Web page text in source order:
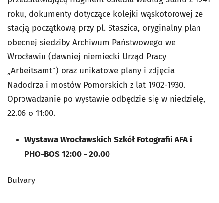
roku, dokumenty dotyczące kolejki wąskotorowej ze
stacją początkową przy pl. Staszica, oryginalny plan
obecnej siedziby Archiwum Państwowego we
Wrocławiu (dawniej niemiecki Urząd Pracy
„Arbeitsamt”) oraz unikatowe plany i zdjęcia
Nadodrza i mostów Pomorskich z lat 1902-1930.
Oprowadzanie po wystawie odbędzie się w niedzielę,
22.06 o 11:00.
Wystawa Wrocławskich Szkół Fotografii AFA i
PHO-BOS 12:00 - 20.00
Bulvary